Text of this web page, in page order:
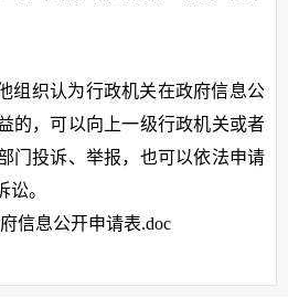
组织认为行政机关在政府信息公
的，可以向上一级行政机关或者
门投诉、举报，也可以依法申请
。
信息公开申请表.doc